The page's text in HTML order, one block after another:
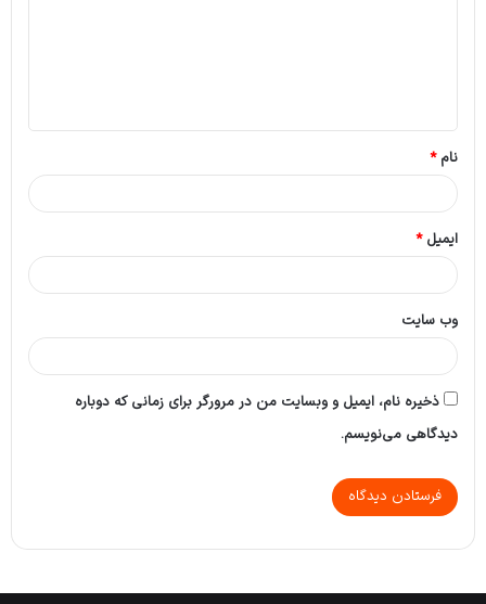
*
نام*
ایمیل*
وب‌ سایت
ذخیره نام، ایمیل و وبسایت من در مرورگر برای زمانی که دوباره
دیدگاهی می‌نویسم.